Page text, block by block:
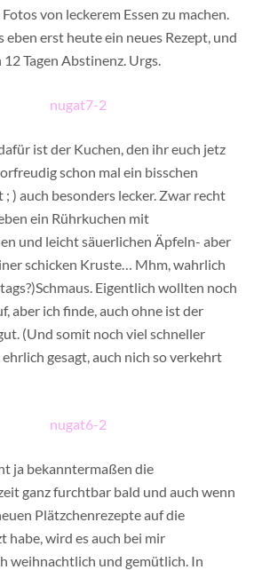
von leckerem Essen zu machen.
eben erst heute ein neues Rezept, und
Tagen Abstinenz. Urgs.
ist der Kuchen, den ihr euch jetz
schon mal ein bisschen
) auch besonders lecker. Zwar recht
ein Rührkuchen mit
und leicht säuerlichen Äpfeln- aber
schicken Kruste… Mhm, wahrlich
Eigentlich wollten noch
aber ich finde, auch ohne ist der
(Und somit noch viel schneller
ehrlich gesagt, auch nich so verkehrt
ja bekanntermaßen die
ganz furchtbar bald und auch wenn
Plätzchenrezepte auf die
habe, wird es auch bei mir
weihnachtlich und gemütlich. In